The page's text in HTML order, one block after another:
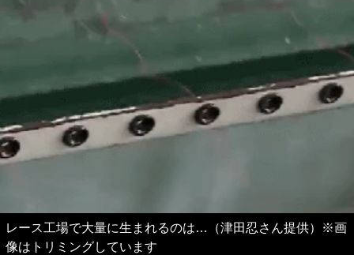
レース工場で大量に生まれるのは…（津田忍さん提供）※画
像はトリミングしています